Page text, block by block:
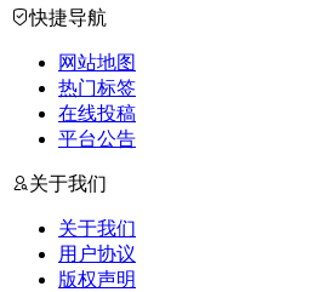
快捷导航
网站地图
热门标签
在线投稿
平台公告
关于我们
关于我们
用户协议
版权声明